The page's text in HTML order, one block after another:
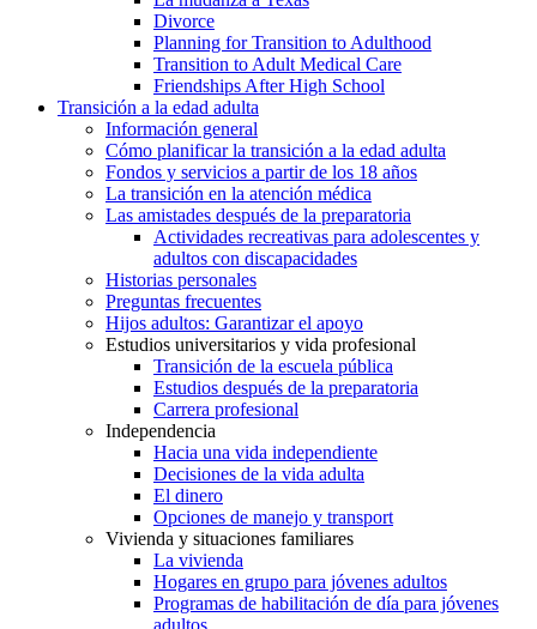
Divorce
Planning for Transition to Adulthood
Transition to Adult Medical Care
Friendships After High School
Transición a la edad adulta
Información general
Cómo planificar la transición a la edad adulta
Fondos y servicios a partir de los 18 años
La transición en la atención médica
Las amistades después de la preparatoria
Actividades recreativas para adolescentes y
adultos con discapacidades
Historias personales
Preguntas frecuentes
Hijos adultos: Garantizar el apoyo
Estudios universitarios y vida profesional
Transición de la escuela pública
Estudios después de la preparatoria
Carrera profesional
Independencia
Hacia una vida independiente
Decisiones de la vida adulta
El dinero
Opciones de manejo y transport
Vivienda y situaciones familiares
La vivienda
Hogares en grupo para jóvenes adultos
Programas de habilitación de día para jóvenes
adultos